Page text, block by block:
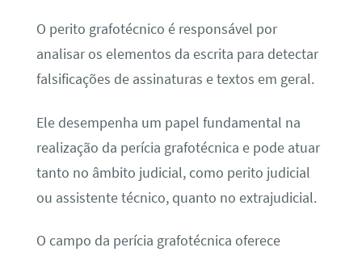
O perito grafotécnico é responsável por
analisar os elementos da escrita para detectar
falsificações de assinaturas e textos em geral.
Ele desempenha um papel fundamental na
realização da perícia grafotécnica e pode atuar
tanto no âmbito judicial, como perito judicial
ou assistente técnico, quanto no extrajudicial.
O campo da perícia grafotécnica oferece